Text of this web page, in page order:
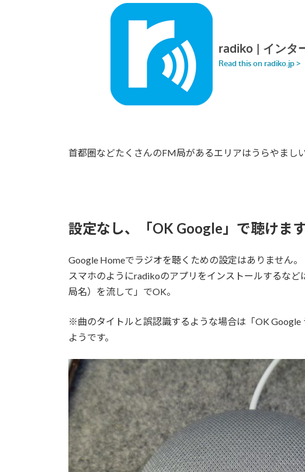
首都圏などたくさんのFM局があるエリアはうらやましい
設定なし、「OK Google」で聴けま
Google Homeでラジオを聴くための設定はありません。
スマホのようにradikoのアプリをインストールするな
局名）を流して」でOK。
※曲のタイトルと誤認識するような場合は「OK
ようです。